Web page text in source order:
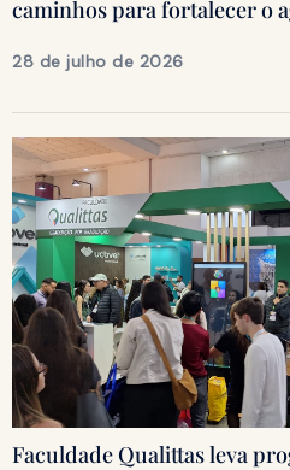
caminhos para fortalecer o
28 de julho de 2026
Faculdade Qualittas leva